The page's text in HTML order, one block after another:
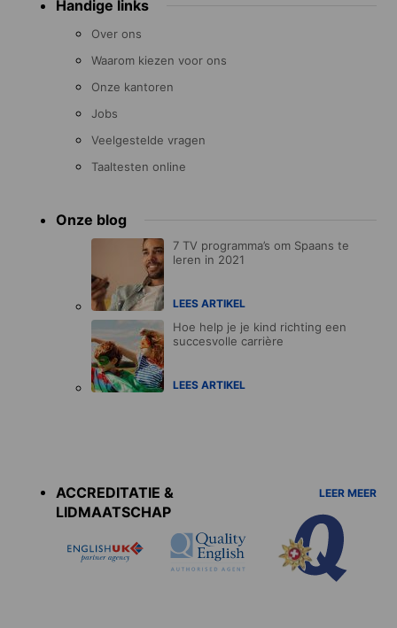
Handige links
Over ons
Waarom kiezen voor ons
Onze kantoren
Jobs
Veelgestelde vragen
Taaltesten online
Onze blog
7 TV programma’s om Spaans te
leren in 2021
LEES ARTIKEL
Hoe help je je kind richting een
succesvolle carrière
LEES ARTIKEL
ACCREDITATIE &
LIDMAATSCHAP
LEER MEER